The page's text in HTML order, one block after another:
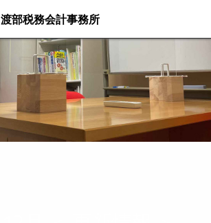
渡部税務会計事務所